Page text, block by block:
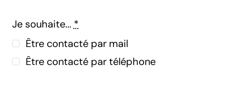
Je souhaite... *
Être contacté par mail
Être contacté par téléphone